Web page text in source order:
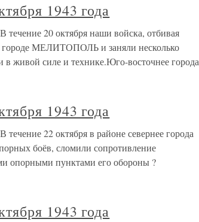
1943 года
течение 20 октября наши войска, отбивая
городе МЕЛИТОПОЛЬ и заняли несколько
живой силе и технике.Юго-восточнее города
1943 года
течение 22 октября в районе севернее города
боёв, сломили сопротивление
опорными пунктами его обороны ?
1943 года